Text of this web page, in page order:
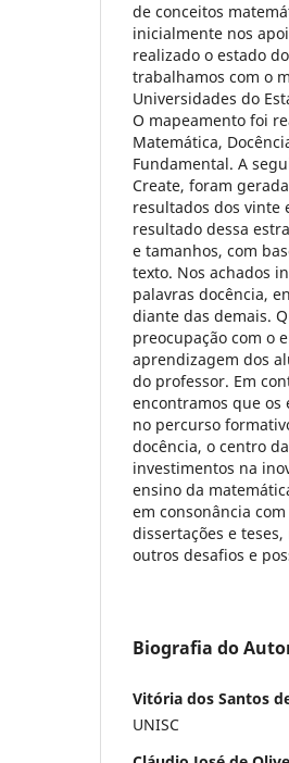
de conceitos
inicialmente nos
realizado o estado
trabalhamos com o
Universidades do
O mapeamento foi
Matemática,
Fundamental. A
Create, foram
resultados dos vinte
resultado dessa
e tamanhos, com
texto. Nos achados
palavras docência,
diante das demais.
preocupação com o
aprendizagem dos
do professor. Em
encontramos que os
no percurso
docência, o centro
investimentos na
ensino da
em consonância
dissertações e
outros desafios e
Biografia do
Vitória dos Santos
UNISC